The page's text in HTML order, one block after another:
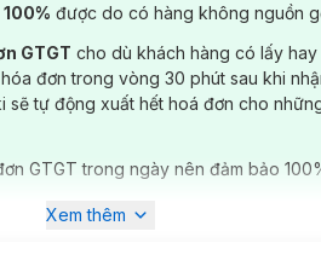
được do có hàng không nguồn
GTGT cho dù khách hàng có lấy
đơn trong vòng 30 phút sau khi
sẽ tự động xuất hết hoá đơn cho
GTGT trong ngày nên đảm bảo
Xem thêm